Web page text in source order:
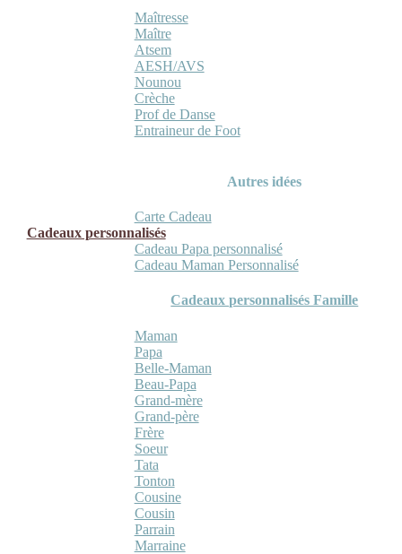
Maîtresse
Maître
Atsem
AESH/AVS
Nounou
Crèche
Prof de Danse
Entraineur de Foot
Autres idées
Carte Cadeau
Cadeaux personnalisés
Cadeau Papa personnalisé
Cadeau Maman Personnalisé
Cadeaux personnalisés Famille
Maman
Papa
Belle-Maman
Beau-Papa
Grand-mère
Grand-père
Frère
Soeur
Tata
Tonton
Cousine
Cousin
Parrain
Marraine